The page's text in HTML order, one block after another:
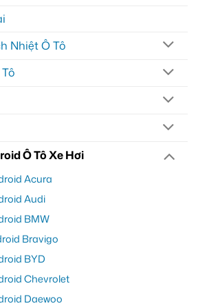
Nhiệt Ô Tô
Ô Tô Xe Hơi
Acura
Audi
BMW
Bravigo
BYD
Chevrolet
Daewoo